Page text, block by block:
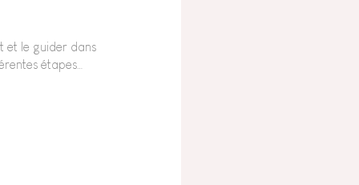
et le guider dans
étapes…